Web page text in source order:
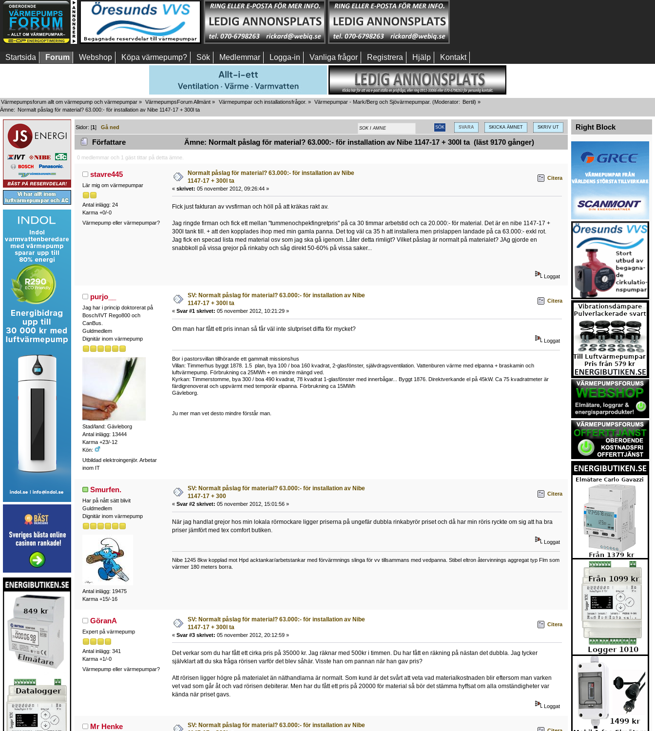
Startsida Forum Webshop Köpa värmepump? Sök Medlemmar Logga-in Vanliga frågor Registrera Hjälp Kontakt
Värmepumpsforum allt om värmepump och värmepumpar » VärmepumpsForum Allmänt » Värmepumpar och installationsfrågor. » Värmepumpar - Mark/Berg och Sjövärmepumpar. (Moderator: Bertil) »
Ämne: Normalt påslag för material? 63.000:- för installation av Nibe 1147-17 + 300l ta
SVARA SKICKA ÄMNET SKRIV UT
Sidor: [1]Gå ned
Författare Ämne: Normalt påslag för material? 63.000:- för installation av Nibe 1147-17 + 300l ta (läst 9170 gånger)
0 medlemmar och 1 gäst tittar på detta ämne.
stavre445
Lär mig om värmepumpar
Antal inlägg: 24
Karma +0/-0
Värmepump eller värmepumpar?
Normalt påslag för material? 63.000:- för installation av Nibe
1147-17 + 300l ta
« skrivet: 05 november 2012, 09:26:44 »
Citera
Fick just fakturan av vvsfirman och höll på att kräkas rakt av.
Jag ringde firman och fick ett mellan "tummenochpekfingretpris" på ca 30 timmar arbetstid och ca 20.000:- för material. Det är en nibe 1147-17 +
300l tank till. + att den kopplades ihop med min gamla panna. Det tog väl ca 35 h att installera men prislappen landade på ca 63.000:- exkl rot.
Jag fick en specad lista med material osv som jag ska gå igenom. Låter detta rimligt? Vilket påslag är normalt på materialet? JAg gjorde en
snabbkoll på vissa grejor på rinkaby och såg direkt 50-60% på vissa saker...
Loggat
purjo__
Jag har i princip doktorerat på
Bosch/IVT Rego800 och
CanBus.
Guldmedlem
Dignitär inom värmepump
Stad/land: Gävleborg
Antal inlägg: 13444
Karma +23/-12
Kön:
Utbildad elektroingenjör. Arbetar
inom IT
SV: Normalt påslag för material? 63.000:- för installation av Nibe
1147-17 + 300l ta
« Svar #1 skrivet: 05 november 2012, 10:21:29 »
Citera
Om man har fått ett pris innan så får väl inte slutpriset diffa för mycket?
Loggat
Bor i pastorsvillan tillhörande ett gammalt missionshus
Villan: Timmerhus byggt 1878. 1.5 plan, bya 100 / boa 160 kvadrat, 2-glasfönster, självdragsventilation. Vattenburen värme med elpanna + braskamin och
luftvärmepump. Förbrukning ca 25MWh + en mindre mängd ved.
Kyrkan: Timmerstomme, bya 300 / boa 490 kvadrat, 78 kvadrat 1-glasfönster med innerbågar... Byggt 1876. Direktverkande el på 45kW. Ca 75 kvadratmeter är
färdigrenoverat och uppvärmt med temporär elpanna. Förbrukning ca 15MWh
Gävleborg.
Ju mer man vet desto mindre förstår man.
Smurfen.
Har på nått sätt blivit
Guldmedlem
Dignitär inom värmepump
Antal inlägg: 19475
Karma +15/-16
SV: Normalt påslag för material? 63.000:- för installation av Nibe
1147-17 + 300
« Svar #2 skrivet: 05 november 2012, 15:01:56 »
Citera
När jag handlat grejor hos min lokala rörmockare ligger priserna på ungefär dubbla rinkabyrör priset och då har min röris ryckte om sig att ha bra
priser jämfört med tex comfort butiken.
Loggat
Nibe 1245 8kw kopplad mot Hpd acktankar/arbetstankar med förvärmnings slinga för vv tillsammans med vedpanna. Stibel eltron återvinnings aggregat typ Flm som
värmer 180 meters borra.
GöranA
Expert på värmepump
Antal inlägg: 341
Karma +1/-0
Värmepump eller värmepumpar?
SV: Normalt påslag för material? 63.000:- för installation av Nibe
1147-17 + 300l ta
« Svar #3 skrivet: 05 november 2012, 20:12:59 »
Citera
Det verkar som du har fått ett cirka pris på 35000 kr. Jag räknar med 500kr i timmen. Du har fått en räkning på nästan det dubbla. Jag tycker
självklart att du ska fråga rörisen varför det blev såhär. Visste han om pannan när han gav pris?
Att rörisen ligger högre på materialet än näthandlarna är normalt. Som kund är det svårt att veta vad materialkostnaden blir eftersom man varken
vet vad som går åt och vad rörisen debiterar. Men har du fått ett pris på 20000 för material så bör det stämma hyffsat om alla omständigheter var
kända när priset gavs.
Loggat
Mr Henke
SV: Normalt påslag för material? 63.000:- för installation av Nibe
Right Block